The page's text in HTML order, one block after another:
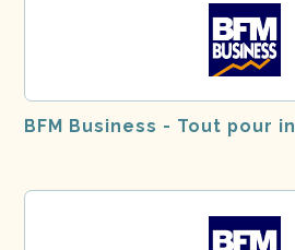
BFM Business - Tout pour